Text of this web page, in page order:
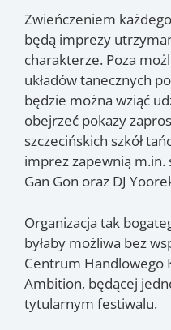
Zwieńczeniem
będą imprezy
charakterze. Poza
układów tanecznych
będzie można wziąć
obejrzeć pokazy
szczecińskich szkół
imprez zapewnią m.in.
Gan Gon oraz DJ
Organizacja tak
byłaby możliwa bez
Centrum Handlowego
Ambition, będącej
tytularnym festiwalu.